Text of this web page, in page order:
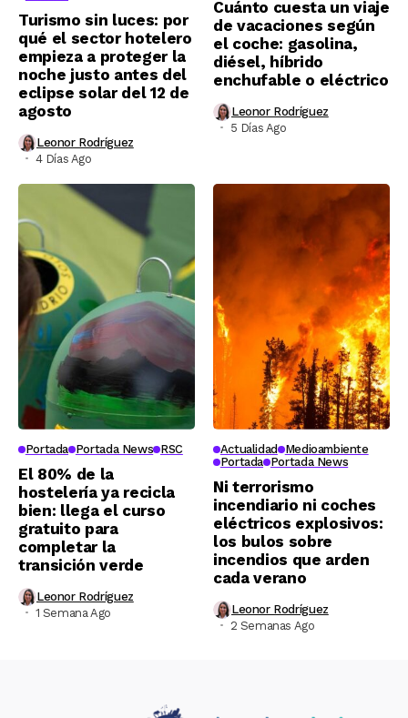
Turismo sin luces: por
qué el sector hotelero
empieza a proteger la
noche justo antes del
eclipse solar del 12 de
agosto
Leonor Rodríguez
4 Días Ago
Cuánto cuesta un viaje
de vacaciones según
el coche: gasolina,
diésel, híbrido
enchufable o eléctrico
Leonor Rodríguez
5 Días Ago
Portada Portada News RSC
El 80% de la
hostelería ya recicla
bien: llega el curso
gratuito para
completar la
transición verde
Leonor Rodríguez
1 Semana Ago
Actualidad Medioambiente
Portada Portada News
Ni terrorismo
incendiario ni coches
eléctricos explosivos:
los bulos sobre
incendios que arden
cada verano
Leonor Rodríguez
2 Semanas Ago